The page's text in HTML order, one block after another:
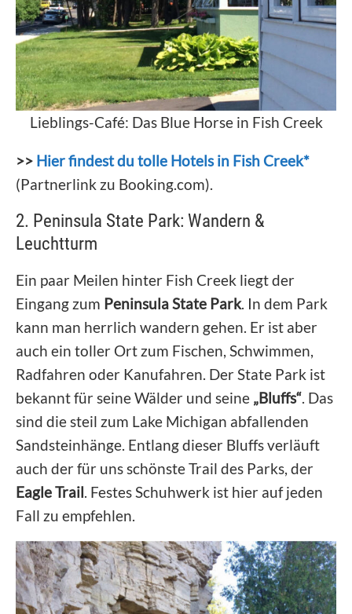
Lieblings-Café: Das Blue Horse in Fish Creek
>> Hier findest du tolle Hotels in Fish Creek*
(Partnerlink zu Booking.com).
2. Peninsula State Park: Wandern &
Leuchtturm
Ein paar Meilen hinter Fish Creek liegt der
Eingang zum Peninsula State Park. In dem Park
kann man herrlich wandern gehen. Er ist aber
auch ein toller Ort zum Fischen, Schwimmen,
Radfahren oder Kanufahren. Der State Park ist
bekannt für seine Wälder und seine „Bluffs“. Das
sind die steil zum Lake Michigan abfallenden
Sandsteinhänge. Entlang dieser Bluffs verläuft
auch der für uns schönste Trail des Parks, der
Eagle Trail. Festes Schuhwerk ist hier auf jeden
Fall zu empfehlen.